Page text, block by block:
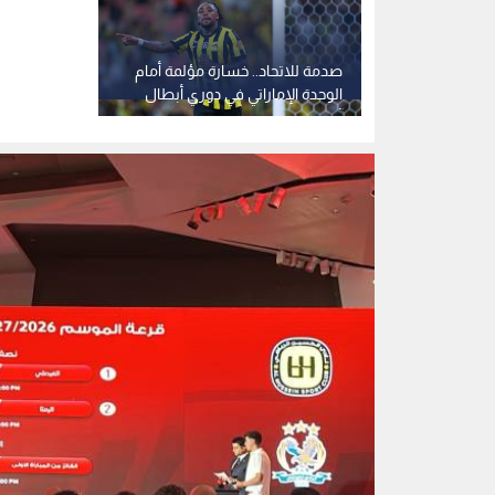
صدمة للاتحاد.. خسارة مؤلمة أمام
الوحدة الإماراتي في دوري أبطال
آسيا